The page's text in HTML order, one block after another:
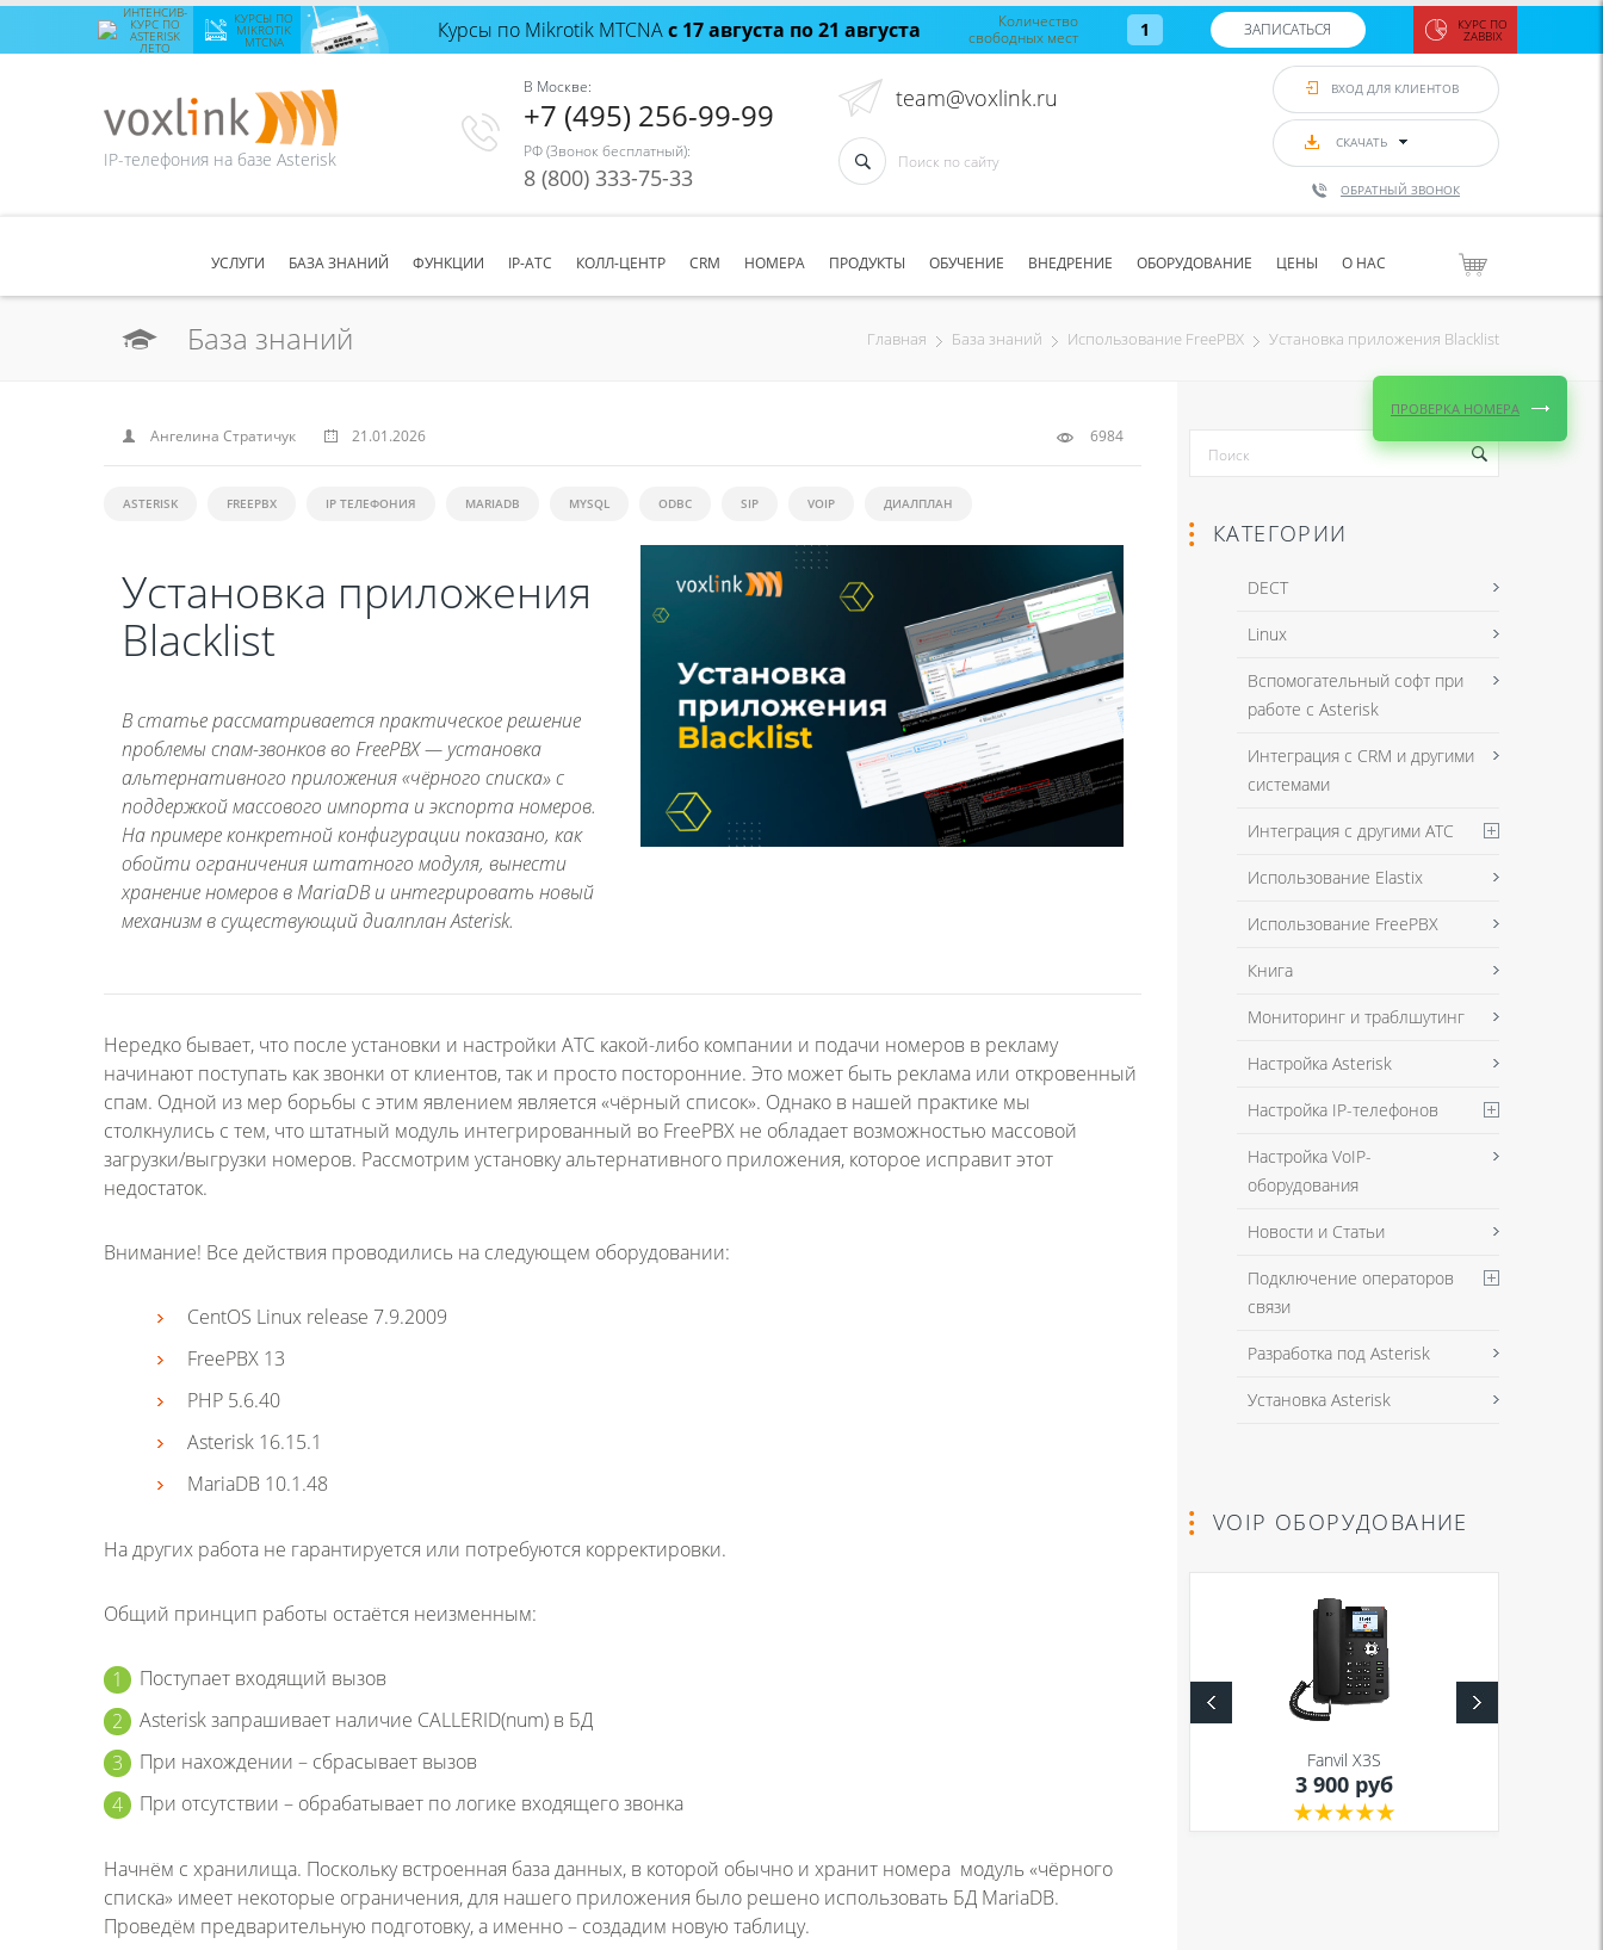
ИНТЕНСИВ-
КУРС ПО
ASTERISK
ЛЕТО Интенсив-
курс по
лето с 24
августа
по 28
августа
Количество
ЗАПИСАТЬСЯ
КУРСЫ ПО
MIKROTIK
MTCNA Курсы по Mikrotik MTCNAс 17 августа по 21 августа
Количество
свободных мест
1 ЗАПИСАТЬСЯ КУРС ПО
ZABBIX
IP-телефония на базе Asterisk
ВХОД ДЛЯ КЛИЕНТОВ
СКАЧАТЬ
ОБРАТНЫЙ ЗВОНОК
В Москве:
+7 (495) 256-99-99
РФ (Звонок бесплатный):
8 (800) 333-75-33
team@voxlink.ru
УСЛУГИ БАЗА ЗНАНИЙ ФУНКЦИИ IP-АТС КОЛЛ-ЦЕНТР CRM НОМЕРА ПРОДУКТЫ ОБУЧЕНИЕ ВНЕДРЕНИЕ ОБОРУДОВАНИЕ ЦЕНЫ О НАС
База знаний Главная База знаний Использование FreePBX Установка приложения Blacklist
Ангелина Стратичук 21.01.2026 6984
ASTERISK FREEPBX IP ТЕЛЕФОНИЯ MARIADB MYSQL ODBC SIP VOIP ДИАЛПЛАН
Установка приложения
Blacklist
В статье рассматривается практическое решение
проблемы спам-звонков во FreePBX — установка
альтернативного приложения «чёрного списка» с
поддержкой массового импорта и экспорта номеров.
На примере конкретной конфигурации показано, как
обойти ограничения штатного модуля, вынести
хранение номеров в MariaDB и интегрировать новый
механизм в существующий диалплан Asterisk.
Нередко бывает, что после установки и настройки АТС какой-либо компании и подачи номеров в рекламу
начинают поступать как звонки от клиентов, так и просто посторонние. Это может быть реклама или откровенный
спам. Одной из мер борьбы с этим явлением является «чёрный список». Однако в нашей практике мы
столкнулись с тем, что штатный модуль интегрированный во FreePBX не обладает возможностью массовой
загрузки/выгрузки номеров. Рассмотрим установку альтернативного приложения, которое исправит этот
недостаток.
Внимание! Все действия проводились на следующем оборудовании:
CentOS Linux release 7.9.2009
FreePBX 13
PHP 5.6.40
Asterisk 16.15.1
MariaDB 10.1.48
На других работа не гарантируется или потребуются корректировки.
Общий принцип работы остаётся неизменным:
Поступает входящий вызов
Asterisk запрашивает наличие CALLERID(num) в БД
При нахождении – сбрасывает вызов
При отсутствии – обрабатывает по логике входящего звонка
Начнём с хранилища. Поскольку встроенная база данных, в которой обычно и хранит номера модуль «чёрного
списка» имеет некоторые ограничения, для нашего приложения было решено использовать БД MariaDB.
Проведём предварительную подготовку, а именно – создадим новую таблицу.
КАТЕГОРИИ
DECT
Linux
Вспомогательный софт при
работе с Asterisk
Интеграция с CRM и другими
системами
Интеграция с другими АТС
Использование Elastix
Использование FreePBX
Книга
Мониторинг и траблшутинг
Настройка Asterisk
Настройка IP-телефонов
Настройка VoIP-
оборудования
Новости и Статьи
Подключение операторов
связи
Разработка под Asterisk
Установка Asterisk
VOIP ОБОРУДОВАНИЕ
Fanvil X3S
3 900 руб
ПРОВЕРКА НОМЕРА